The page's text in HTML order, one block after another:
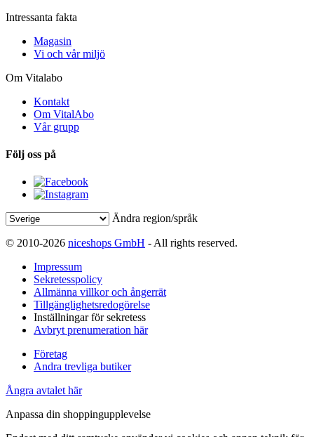
Intressanta fakta
Magasin
Vi och vår miljö
Om Vitalabo
Kontakt
Om VitalAbo
Vår grupp
Följ oss på
Ändra region/språk
© 2010-2026 niceshops GmbH - All rights reserved.
Impressum
Sekretesspolicy
Allmänna villkor och ångerrät
Tillgänglighetsredogörelse
Inställningar för sekretess
Avbryt prenumeration här
Företag
Andra trevliga butiker
Ångra avtalet här
Anpassa din shoppingupplevelse